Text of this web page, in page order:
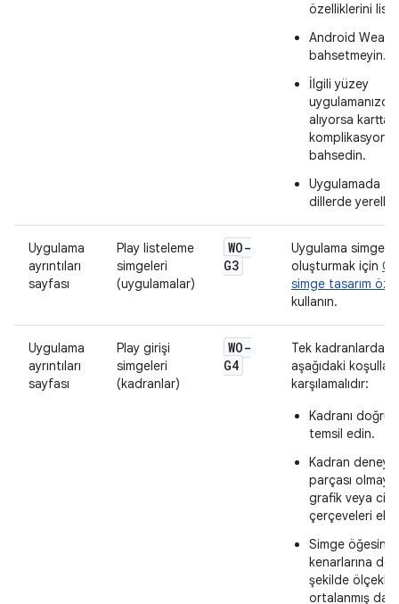
özelliklerini
Android
bahsetmeyin.
İlgili yüzey
alıyorsa
bahsedin.
Uygulamada
dillerde
Uygulama
ayrıntıları
sayfası
Play listeleme
simgeleri
(uygulamalar)
WO-
G3
Uygulama
oluşturmak için
simge tasarım
kullanın.
Uygulama
ayrıntıları
sayfası
Play girişi
simgeleri
(kadranlar)
WO-
G4
Tek kadranlarda
aşağıdaki koşulları
karşılamalıdır:
Kadranı doğru
temsil edin.
Kadran
parçası
grafik veya
çerçeveleri
Simge öğesinin
kenarlarına
şekilde
ortalanmış